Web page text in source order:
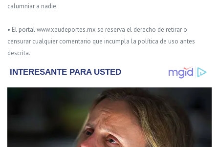
calumniar a nadie.
• El portal www.xeudeportes.mx se reserva el derecho de retirar o
censurar cualquier comentario que incumpla la política de uso antes
descrita.